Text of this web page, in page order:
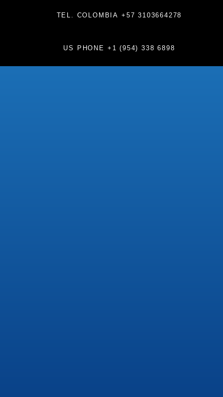
TEL. COLOMBIA +57 3103664278
US PHONE +1 (954) 338 6898